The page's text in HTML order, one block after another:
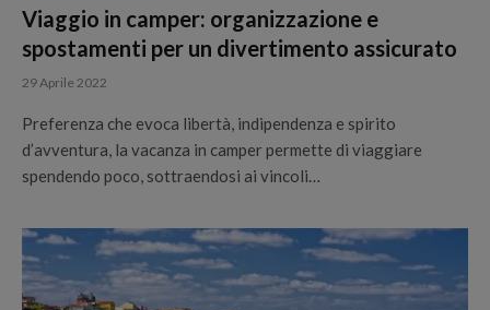
Viaggio in camper: organizzazione e
spostamenti per un divertimento assicurato
29 Aprile 2022
Preferenza che evoca libertà, indipendenza e spirito
d’avventura, la vacanza in camper permette di viaggiare
spendendo poco, sottraendosi ai vincoli…